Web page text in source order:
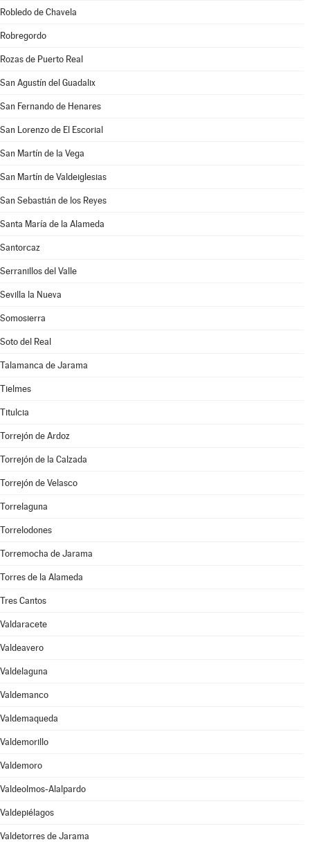
Robledo de Chavela
Robregordo
Rozas de Puerto Real
San Agustín del Guadalix
San Fernando de Henares
San Lorenzo de El Escorial
San Martín de la Vega
San Martín de Valdeiglesias
San Sebastián de los Reyes
Santa María de la Alameda
Santorcaz
Serranillos del Valle
Sevilla la Nueva
Somosierra
Soto del Real
Talamanca de Jarama
Tielmes
Titulcia
Torrejón de Ardoz
Torrejón de la Calzada
Torrejón de Velasco
Torrelaguna
Torrelodones
Torremocha de Jarama
Torres de la Alameda
Tres Cantos
Valdaracete
Valdeavero
Valdelaguna
Valdemanco
Valdemaqueda
Valdemorillo
Valdemoro
Valdeolmos-Alalpardo
Valdepiélagos
Valdetorres de Jarama